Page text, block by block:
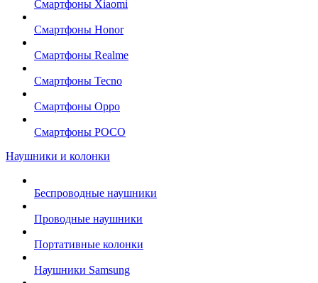
Смартфоны Xiaomi
Смартфоны Honor
Смартфоны Realme
Смартфоны Tecno
Смартфоны Oppo
Смартфоны POCO
Наушники и колонки
Беспроводные наушники
Проводные наушники
Портативные колонки
Наушники Samsung